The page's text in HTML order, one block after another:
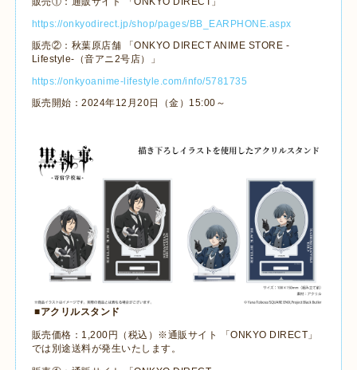
https://onkyodirect.jp/shop/pages/BB_EARPHONE.aspx
販売②：秋葉原店舗 「ONKYO DIRECT ANIME STORE -
Lifestyle- （音アニ 2号店）」
https://onkyoanime-lifestyle.com/info/5781735
販売開始：2024年12 月20日（金） 15:00 ～
■アクリルスタンド
販売価格： 1,200円（税込）※通販サイト 「ONKYO DIRECT 」
では別途送料が発生いたします。